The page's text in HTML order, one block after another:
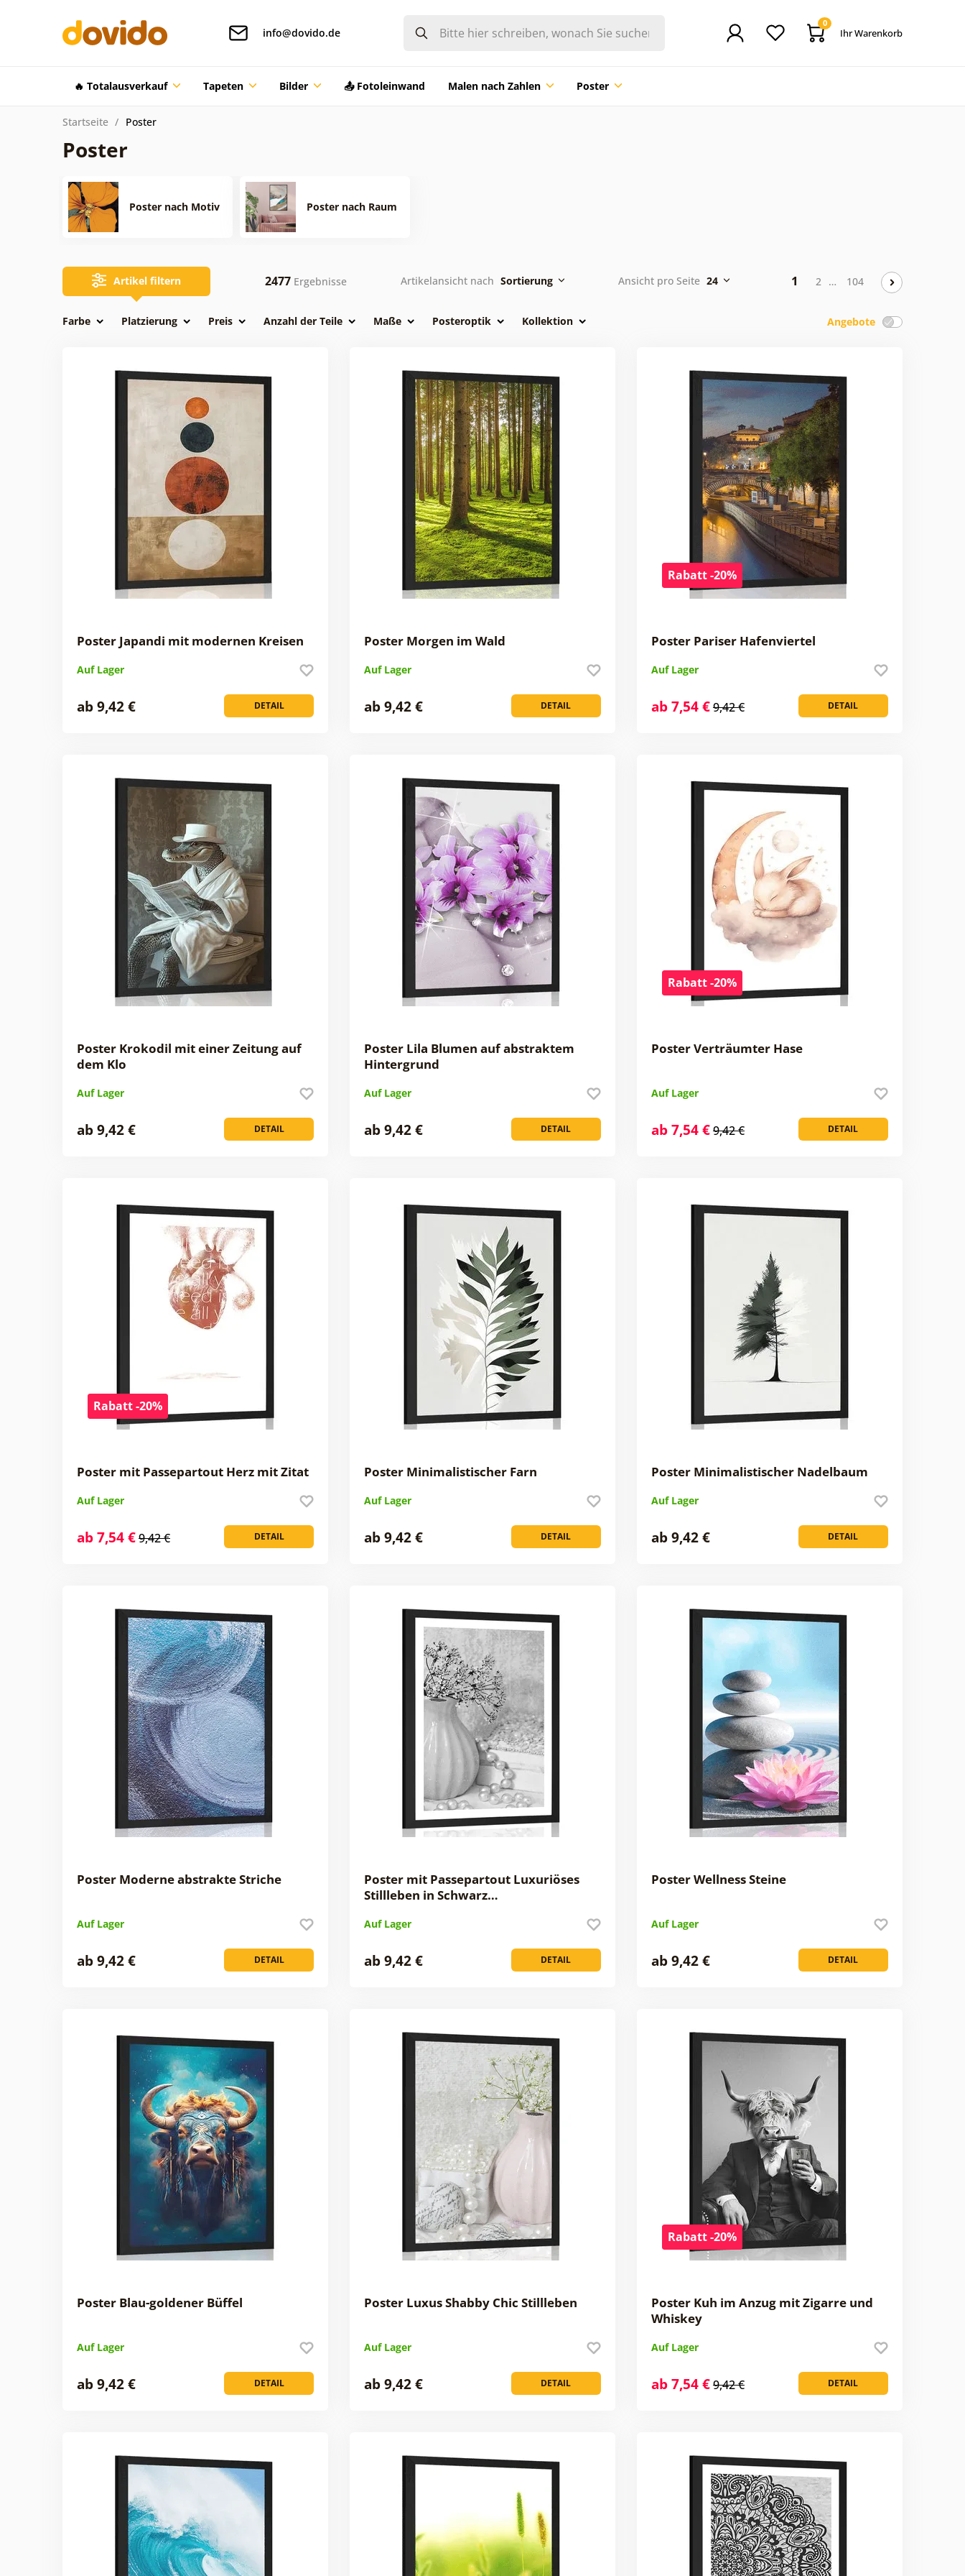
info@dovido.de
0
Ihr Warenkorb
🔥 Totalausverkauf Tapeten Bilder 📤 Fotoleinwand Malen nach Zahlen Poster
Startseite Poster
Poster
Poster nach Motiv Poster nach Raum
Artikel filtern 2477Ergebnisse Artikelansicht nach Sortierung Ansicht pro Seite 24 1 2 … 104
Angebote
Farbe Platzierung Preis Anzahl der Teile Maße Posteroptik Kollektion
Poster Japandi mit modernen Kreisen
Auf Lager
DETAIL
ab 9,42 €
Poster Morgen im Wald
Auf Lager
DETAIL
ab 9,42 €
Rabatt -20%
Poster Pariser Hafenviertel
Auf Lager
DETAIL
ab 7,54 €9,42 €
Poster Krokodil mit einer Zeitung auf
dem Klo
Auf Lager
DETAIL
ab 9,42 €
Poster Lila Blumen auf abstraktem
Hintergrund
Auf Lager
DETAIL
ab 9,42 €
Rabatt -20%
Poster Verträumter Hase
Auf Lager
DETAIL
ab 7,54 €9,42 €
Rabatt -20%
Poster mit Passepartout Herz mit Zitat
Auf Lager
DETAIL
ab 7,54 €9,42 €
Poster Minimalistischer Farn
Auf Lager
DETAIL
ab 9,42 €
Poster Minimalistischer Nadelbaum
Auf Lager
DETAIL
ab 9,42 €
Poster Moderne abstrakte Striche
Auf Lager
DETAIL
ab 9,42 €
Poster mit Passepartout Luxuriöses
Stillleben in Schwarz…
Auf Lager
DETAIL
ab 9,42 €
Poster Wellness Steine
Auf Lager
DETAIL
ab 9,42 €
Poster Blau-goldener Büffel
Auf Lager
DETAIL
ab 9,42 €
Poster Luxus Shabby Chic Stillleben
Auf Lager
DETAIL
ab 9,42 €
Rabatt -20%
Poster Kuh im Anzug mit Zigarre und
Whiskey
Auf Lager
DETAIL
ab 7,54 €9,42 €